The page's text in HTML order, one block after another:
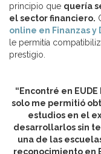
principio que quería
el sector financiero.
online en Finanzas
le permitía
prestigio.
“Encontré en
solo me permitió
estudios en el
desarrollarlos sin
una de las
reconocimiento en